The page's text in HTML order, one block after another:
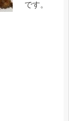
です。